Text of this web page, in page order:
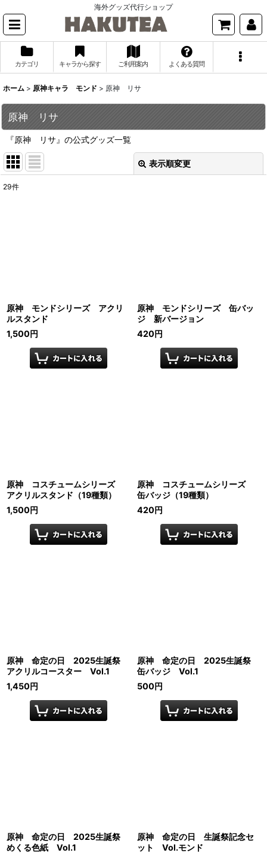
海外グッズ代行ショップ
カテゴリ キャラから探す ご利用案内 よくある質問
ホーム > 原神キャラ モンド > 原神 リサ
原神 リサ
『原神 リサ』の公式グッズ一覧
表示順変更
29件
原神 モンドシリーズ アクリ
ルスタンド
1,500円
原神 モンドシリーズ 缶バッ
ジ 新バージョン
420円
原神 コスチュームシリーズ
アクリルスタンド（19種類）
1,500円
原神 コスチュームシリーズ
缶バッジ（19種類）
420円
原神 命定の日 2025生誕祭
アクリルコースター Vol.1
1,450円
原神 命定の日 2025生誕祭
缶バッジ Vol.1
500円
原神 命定の日 2025生誕祭
めくる色紙 Vol.1
原神 命定の日 生誕祭記念セ
ット Vol.モンド